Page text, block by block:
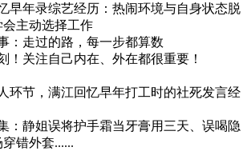
早年录综艺经历：热闹环境与自身状态脱
主动选择工作
：走过的路，每一步都算数
！关注自己内在、外在都很重要！
环节，满江回忆早年打工时的社死发言经
：静姐误将护手霜当牙膏用三天、误喝隐
错外套......